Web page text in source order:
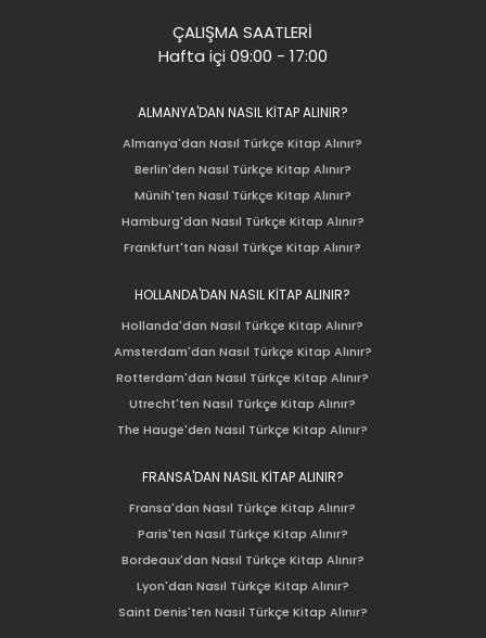
ÇALIŞMA SAATLERİ
Hafta içi 09:00 - 17:00
ALMANYA'DAN NASIL KİTAP ALINIR?
Almanya'dan Nasıl Türkçe Kitap Alınır?
Berlin'den Nasıl Türkçe Kitap Alınır?
Münih'ten Nasıl Türkçe Kitap Alınır?
Hamburg'dan Nasıl Türkçe Kitap Alınır?
Frankfurt'tan Nasıl Türkçe Kitap Alınır?
HOLLANDA'DAN NASIL KİTAP ALINIR?
Hollanda'dan Nasıl Türkçe Kitap Alınır?
Amsterdam'dan Nasıl Türkçe Kitap Alınır?
Rotterdam'dan Nasıl Türkçe Kitap Alınır?
Utrecht'ten Nasıl Türkçe Kitap Alınır?
The Hauge'den Nasıl Türkçe Kitap Alınır?
FRANSA'DAN NASIL KİTAP ALINIR?
Fransa'dan Nasıl Türkçe Kitap Alınır?
Paris'ten Nasıl Türkçe Kitap Alınır?
Bordeaux'dan Nasıl Türkçe Kitap Alınır?
Lyon'dan Nasıl Türkçe Kitap Alınır?
Saint Denis'ten Nasıl Türkçe Kitap Alınır?